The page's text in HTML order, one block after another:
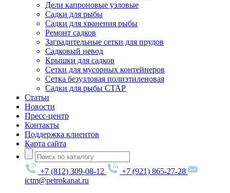
Дели капроновые узловые
Садки для рыбы
Садки для хранения рыбы
Ремонт садков
Заградительные сетки для прудов
Садковый невод
Крышки для садков
Сетки для мусорных контейнеров
Сетка безузловая полиэтиленовая
Садки для рыбы СТАР
Статьи
Новости
Пресс-центр
Контакты
Поддержка клиентов
Карта сайта
+7 (812) 309-08-12
+7 (921) 865-27-28
ictm@petrokanat.ru